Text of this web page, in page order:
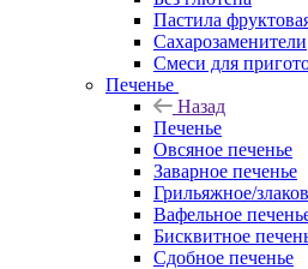
Пастила
Сахарозаменители
Смеси для
Печенье
Назад
Печенье
Овсяное печенье
Заварное печенье
Грильяжное/
Вафельное
Бисквитное
Сдобное печенье